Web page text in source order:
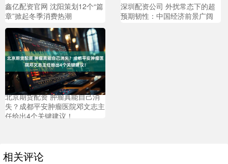
鑫亿配资官网 沈阳策划12个“篇
章”掀起冬季消费热潮
深圳配资公司 外扰常态下的超
预期韧性：中国经济前景广阔
北京期货配资 肿瘤真能自己消
失？成都平安肿瘤医院邓文志主
任给出4个关键建议！
相关评论